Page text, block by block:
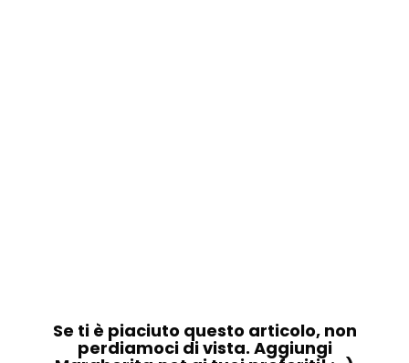
Se ti è piaciuto questo articolo, non
perdiamoci di vista. Aggiungi